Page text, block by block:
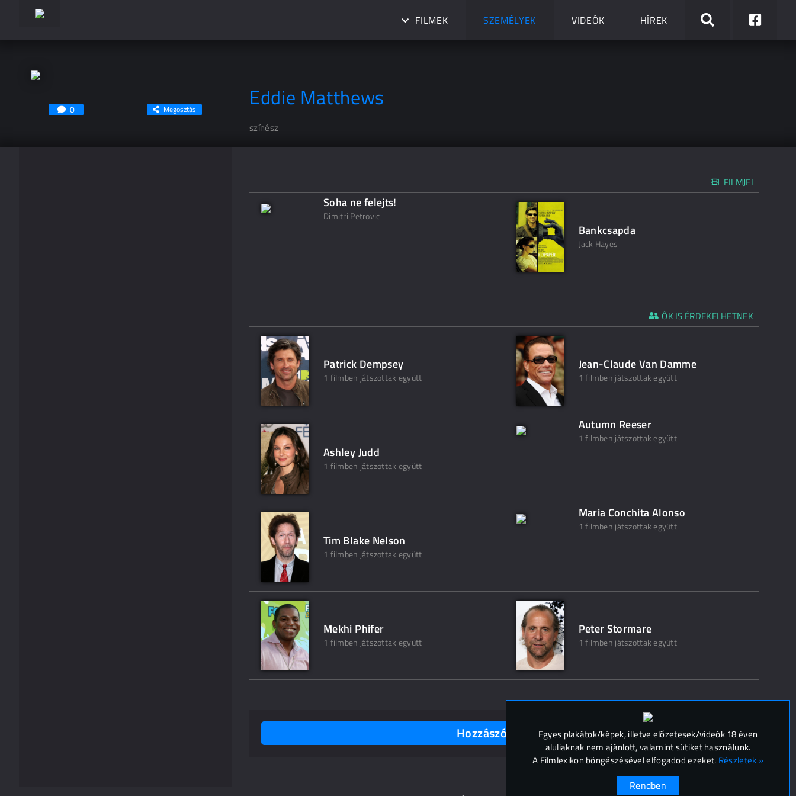
FILMEK SZEMÉLYEK VIDEÓK HÍREK
Eddie Matthews
színész
0 Megosztás
FILMJEI
Soha ne felejts!
Dimitri Petrovic
Bankcsapda
Jack Hayes
ŐK IS ÉRDEKELHETNEK
Patrick Dempsey
1 filmben játszottak együtt
Jean-Claude Van Damme
1 filmben játszottak együtt
Ashley Judd
1 filmben játszottak együtt
Autumn Reeser
1 filmben játszottak együtt
Tim Blake Nelson
1 filmben játszottak együtt
Maria Conchita Alonso
1 filmben játszottak együtt
Mekhi Phifer
1 filmben játszottak együtt
Peter Stormare
1 filmben játszottak együtt
Hozzászólások (0)
Egyes plakátok/képek, illetve előzetesek/videók 18 éven
aluliaknak nem ajánlott, valamint sütiket használunk.
A Filmlexikon böngészésével elfogadod ezeket. Részletek »
Rendben